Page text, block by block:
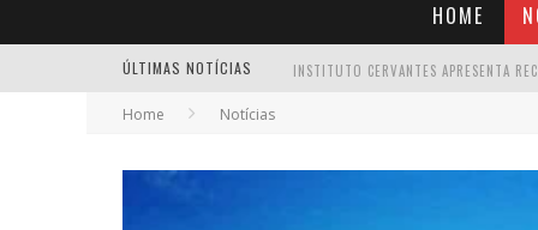
HOME
ÚLTIMAS NOTÍCIAS
Home Notícias